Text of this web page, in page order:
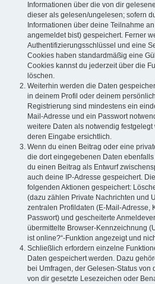
Informationen über die von dir
dieser als gelesen/ungelesen; sofern
Informationen über deine Teilnahme
angemeldet bist) gespeichert. Ferner
Authentifizierungsschlüssel und eine
Cookies haben standardmäßig eine
Cookies kannst du jederzeit über die
löschen.
Weiterhin werden die Daten
in deinem Profil oder deinem
Registrierung sind mindestens ein
Mail-Adresse und ein Passwort
weitere Daten als notwendig
deren Eingabe ersichtlich.
Wenn du einen Beitrag oder eine
die dort eingegebenen Daten
du einen Beitrag als Entwurf
auch deine IP-Adresse gespeichert.
folgenden Aktionen gespeichert:
(dazu zählen Private Nachrichten und
zentralen Profildaten (E-Mail-Adresse,
Passwort) und gescheiterte
übermittelte Browser-Kennzeichnung
ist online?“-Funktion angezeigt und
Schließlich erfordern einzelne
Daten gespeichert werden. Dazu
bei Umfragen, der Gelesen-Status
von dir gesetzte Lesezeichen oder